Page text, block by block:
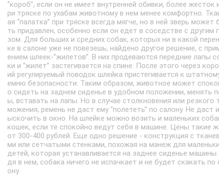
“короб”, если он не имеет внутренней обивки, более жесток
ри тряске по ухабам животному в нем менее комфортно.
ая “палатка” при тряске всегда мягче, но в ней зверь может
ть придавлен, особенно если он едет в соседстве с другим
зом. Для больших и средних собак, которых ни в какой
ке в салоне уже не повезешь, найдено другое решение, с
ением шлеек-”жилетов”. В них продеваются передние лапы
ки и “жилет” застегивается на спине. После этого через
ий регулируемый поводок шлейка пристегивается к
емню безопасности. Таким образом, животное может
о сидеть на заднем сиденье в удобном положении, менять
ы, вставать на лапы. Но в случае столкновения или резкого
можения, ремень не даст ему “полететь” по салону. Не даст
ыскочить в окно. На шлейке можно возить и маленьких
кошек, если те спокойно ведут себя в машине. Цены такие
от 300-400 рублей. Еще одно решение - конструкция с
ми или сетчатыми стенками, похожая на манеж для
детей, которая устанавливается на заднее сиденье
дя в нем, собака ничего не испачкает и не будет скакать по
ону.